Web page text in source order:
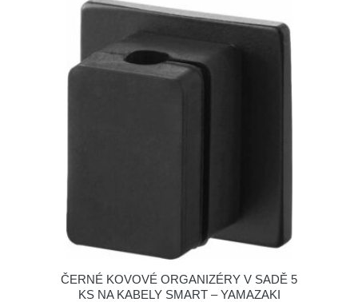
ČERNÉ KOVOVÉ ORGANIZÉRY V SADĚ 5
KS NA KABELY SMART – YAMAZAKI